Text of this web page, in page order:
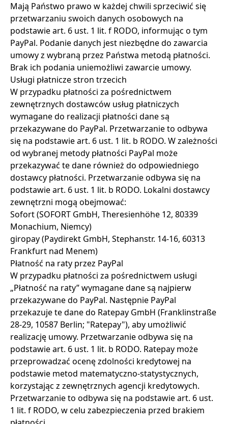
Mają Państwo prawo w każdej chwili sprzeciwić się
przetwarzaniu swoich danych osobowych na
podstawie art. 6 ust. 1 lit. f RODO, informując o tym
PayPal. Podanie danych jest niezbędne do zawarcia
umowy z wybraną przez Państwa metodą płatności.
Brak ich podania uniemożliwi zawarcie umowy.
Usługi płatnicze stron trzecich
W przypadku płatności za pośrednictwem
zewnętrznych dostawców usług płatniczych
wymagane do realizacji płatności dane są
przekazywane do PayPal. Przetwarzanie to odbywa
się na podstawie art. 6 ust. 1 lit. b RODO. W zależności
od wybranej metody płatności PayPal może
przekazywać te dane również do odpowiedniego
dostawcy płatności. Przetwarzanie odbywa się na
podstawie art. 6 ust. 1 lit. b RODO. Lokalni dostawcy
zewnętrzni mogą obejmować:
Sofort (SOFORT GmbH, Theresienhöhe 12, 80339
Monachium, Niemcy)
giropay (Paydirekt GmbH, Stephanstr. 14-16, 60313
Frankfurt nad Menem)
Płatność na raty przez PayPal
W przypadku płatności za pośrednictwem usługi
„Płatność na raty” wymagane dane są najpierw
przekazywane do PayPal. Następnie PayPal
przekazuje te dane do Ratepay GmbH (Franklinstraße
28-29, 10587 Berlin; "Ratepay"), aby umożliwić
realizację umowy. Przetwarzanie odbywa się na
podstawie art. 6 ust. 1 lit. b RODO. Ratepay może
przeprowadzać ocenę zdolności kredytowej na
podstawie metod matematyczno-statystycznych,
korzystając z zewnętrznych agencji kredytowych.
Przetwarzanie to odbywa się na podstawie art. 6 ust.
1 lit. f RODO, w celu zabezpieczenia przed brakiem